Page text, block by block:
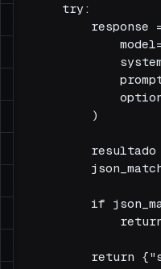
    try:
response
        )
resultado
if
return